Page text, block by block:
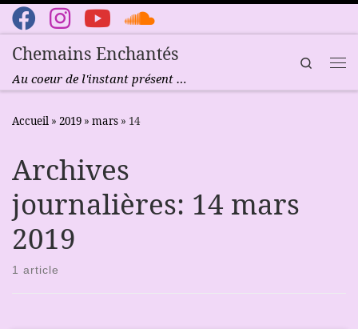
Passer au contenu
Chemains Enchantés
Au coeur de l'instant présent …
Search
Accueil » 2019 » mars » 14
Archives
journalières: 14 mars
2019
1 article